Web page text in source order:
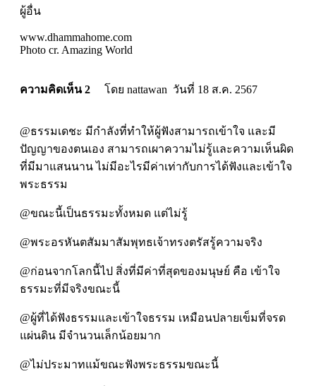
ผู้อื่น
www.dhammahome.com
Photo cr. Amazing World
ความคิดเห็น 2 โดย nattawan วันที่ 18 ส.ค. 2567
@ธรรมเดชะ มีกำลังที่ทำให้ผู้ฟังสามารถเข้าใจ และมี
ปัญญาของตนเอง สามารถเผาความไม่รู้และความเห็นผิด
ที่มีมาแสนนาน ไม่มีอะไรมีค่าเท่ากับการได้ฟังและเข้าใจ
พระธรรม
@ขณะนี้เป็นธรรมะทั้งหมด แต่ไม่รู้
@พระอรหันตสัมมาสัมพุทธเจ้าทรงตรัสรู้ความจริง
@ก่อนจากโลกนี้ไป สิ่งที่มีค่าที่สุดของมนุษย์ คือ เข้าใจ
ธรรมะที่มีจริงขณะนี้
@ผู้ที่ได้ฟังธรรมและเข้าใจธรรม เหมือนปลายเข็มที่จรด
แผ่นดิน มีจำนวนเล็กน้อยมาก
@ไม่ประมาทแม้ขณะฟังพระธรรมขณะนี้